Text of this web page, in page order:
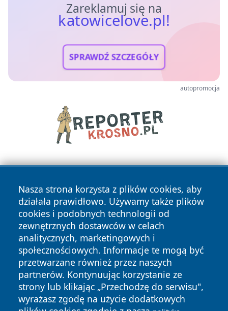
Zareklamuj się na
katowicelove.pl!
SPRAWDŹ SZCZEGÓŁY
autopromocja
Nasza strona korzysta z plików cookies, aby
działała prawidłowo. Używamy także plików
cookies i podobnych technologii od
zewnętrznych dostawców w celach
analitycznych, marketingowych i
społecznościowych. Informacje te mogą być
przetwarzane również przez naszych
partnerów. Kontynuując korzystanie ze
strony lub klikając „Przechodzę do serwisu",
wyrażasz zgodę na użycie dodatkowych
Copyright © 2026 katowicelove.pl Wszystkie prawa
zastrzeżone.
News Autorzy
Polityka
Prywatności
Polityka
Cookies